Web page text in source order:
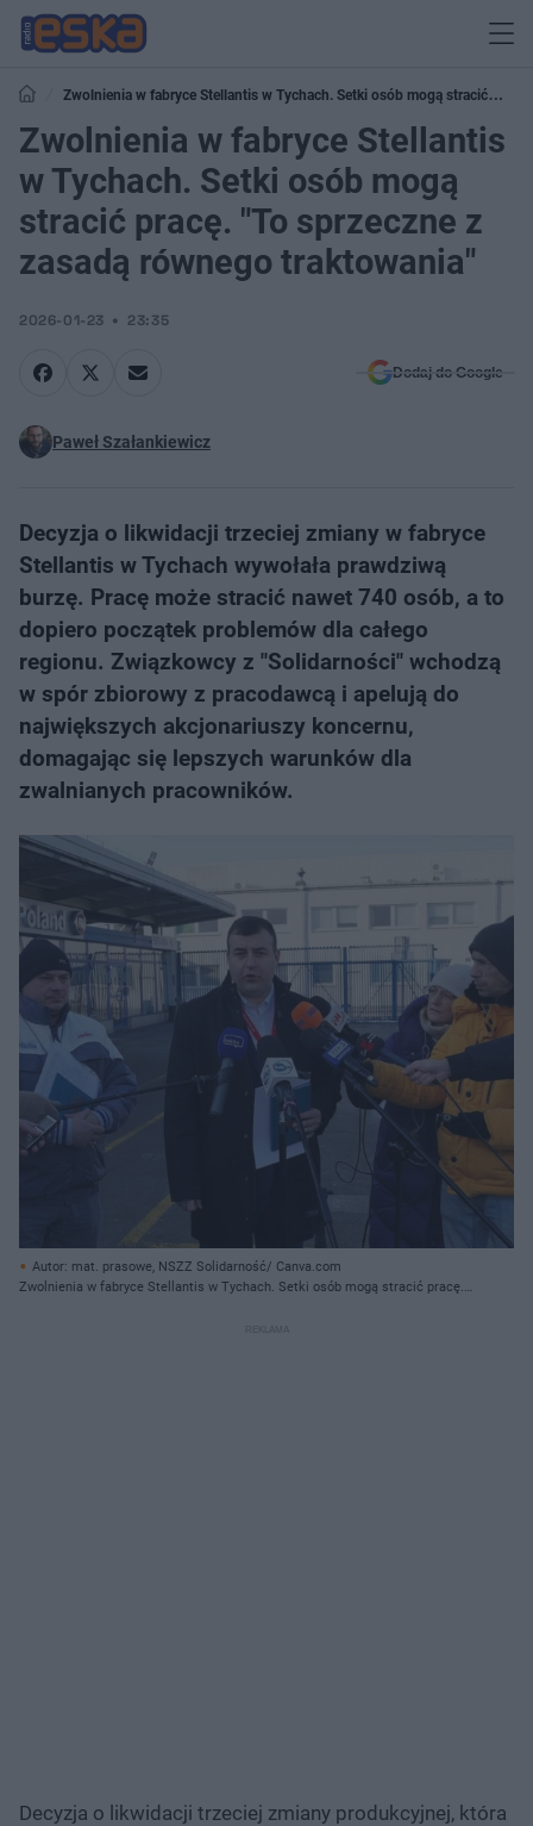
Zwolnienia w fabryce Stellantis w Tychach. Setki osób mogą stracić
pracę. "To sprzeczne z zasadą równego traktowania"
Zwolnienia w fabryce Stellantis
w Tychach. Setki osób mogą
stracić pracę. "To sprzeczne z
zasadą równego traktowania"
2026-01-23 23:35
Dodaj do Google
Paweł Szałankiewicz
Decyzja o likwidacji trzeciej zmiany w fabryce
Stellantis w Tychach wywołała prawdziwą
burzę. Pracę może stracić nawet 740 osób, a to
dopiero początek problemów dla całego
regionu. Związkowcy z "Solidarności" wchodzą
w spór zbiorowy z pracodawcą i apelują do
największych akcjonariuszy koncernu,
domagając się lepszych warunków dla
zwalnianych pracowników.
Autor: mat. prasowe, NSZZ Solidarność/ Canva.com
Zwolnienia w fabryce Stellantis w Tychach. Setki osób mogą stracić pracę.
Decyzja o likwidacji trzeciej zmiany produkcyjnej, która